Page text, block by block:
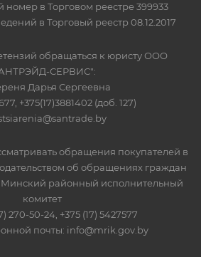
номер в Торговом реестре 399933
в Торговый реестр 08.12.2017
обращаться к юристу ООО
СЕРВИС":
Дарья Сергеевна
+375(17)3881402 (доб. 127)
обращения покупателей в
об обращениях граждан
районный исполнительный
комитет
270-50-24, +375 (17) 5427577
почты: info@mrik.gov.by